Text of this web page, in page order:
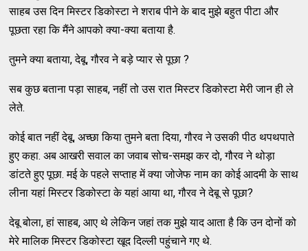
साहब उस दिन मिस्‍टर डिकोस्‍टा ने शराब पीने के बाद मुझे बहुत पीटा और
पूछता रहा कि मैंने आपको क्‍या-क्‍या बताया है.
तुमने क्‍या बताया, देबू, गौरव ने बड़े प्‍यार से पूछा ?
सब कुछ बताना पड़ा साहब, नहीं तो उस रात मिस्‍टर डिकोस्‍टा मेरी जान ही ले
लेते.
कोई बात नहीं देबू, अच्‍छा किया तुमने बता दिया, गौरव ने उसकी पीठ थपथपाते
हुए कहा. अब आखरी सवाल का जवाब सोच-समझ कर दो, गौरव ने थोड़ा
डांटते हुए पूछा. मई के पहले सप्‍ताह में क्‍या जोजेफ नाम का कोई आदमी के साथ
लीना यहां मिस्‍टर डिकोस्‍टा के यहां आया था, गौरव ने देबू से पूछा?
देबू बोला, हां साहब, आए थे लेकिन जहां तक मुझे याद आता है कि उन दोनों को
मेरे मालिक मिस्‍टर डिकोस्‍टा खूद दिल्‍ली पहुंचाने गए थे.